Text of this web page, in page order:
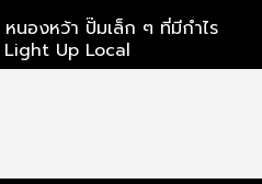
นองหว้า ปั๊มเล็ก ๆ ที่มีกำไร
นความสุขของคนคอน | Light Up Local